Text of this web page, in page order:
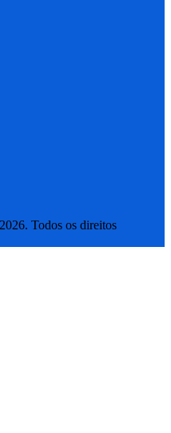
Todos os direitos